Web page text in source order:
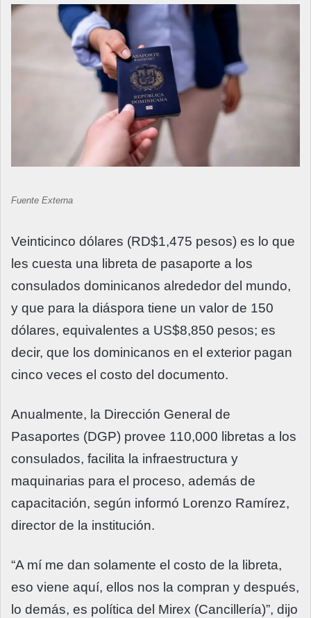
Fuente Externa
Veinticinco dólares (RD$1,475 pesos) es lo que
les cuesta una libreta de pasaporte a los
consulados dominicanos alrededor del mundo,
y que para la diáspora tiene un valor de 150
dólares, equivalentes a US$8,850 pesos; es
decir, que los dominicanos en el exterior pagan
cinco veces el costo del documento.
Anualmente, la Dirección General de
Pasaportes (DGP) provee 110,000 libretas a los
consulados, facilita la infraestructura y
maquinarias para el proceso, además de
capacitación, según informó Lorenzo Ramírez,
director de la institución.
“A mí me dan solamente el costo de la libreta,
eso viene aquí, ellos nos la compran y después,
lo demás, es política del Mirex (Cancillería)”, dijo